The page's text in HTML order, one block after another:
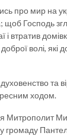
про мир на
щоб Господь
і втратив
волі, які
та
ходом.
Митрополит
громаду